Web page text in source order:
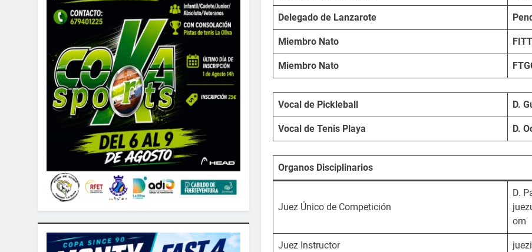
Delegado de Lanzarote
Miembro Nato
Miembro Nato
Vocal de Pickleball D.
Vocal de Tenis Playa D.
Organos Disciplinarios
Juez Único de Competición
D.
om
Juez Instructor